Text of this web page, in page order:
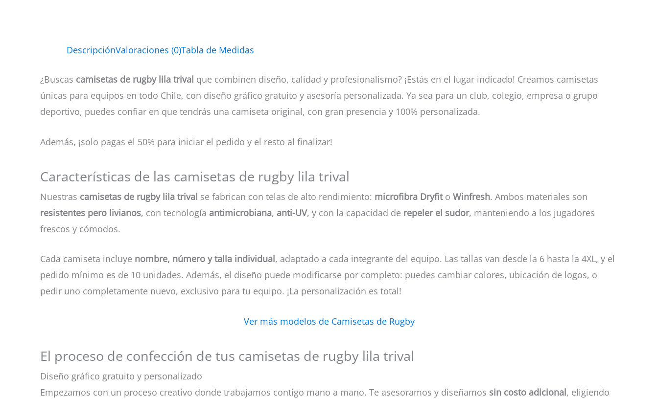
DescripciónValoraciones (0)Tabla de Medidas
¿Buscas camisetas de rugby lila trival que combinen diseño, calidad y profesionalismo? ¡Estás en el lugar indicado! Creamos camisetas
únicas para equipos en todo Chile, con diseño gráfico gratuito y asesoría personalizada. Ya sea para un club, colegio, empresa o grupo
deportivo, puedes confiar en que tendrás una camiseta original, con gran presencia y 100% personalizada.
Además, ¡solo pagas el 50% para iniciar el pedido y el resto al finalizar!
Características de las camisetas de rugby lila trival
Nuestras camisetas de rugby lila trival se fabrican con telas de alto rendimiento: microfibra Dryfito Winfresh. Ambos materiales son
resistentes pero livianos, con tecnología antimicrobiana, anti-UV, y con la capacidad de repeler el sudor, manteniendo a los jugadores
frescos y cómodos.
Cada camiseta incluye nombre, número y talla individual, adaptado a cada integrante del equipo. Las tallas van desde la 6 hasta la 4XL, y el
pedido mínimo es de 10 unidades. Además, el diseño puede modificarse por completo: puedes cambiar colores, ubicación de logos, o
pedir uno completamente nuevo, exclusivo para tu equipo. ¡La personalización es total!
Ver más modelos de Camisetas de Rugby
El proceso de confección de tus camisetas de rugby lila trival
Diseño gráfico gratuito y personalizado
Empezamos con un proceso creativo donde trabajamos contigo mano a mano. Te asesoramos y diseñamos sin costo adicional, eligiendo